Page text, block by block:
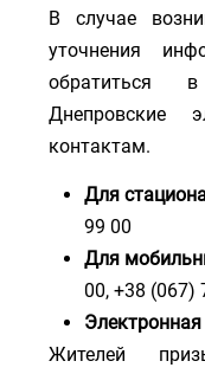
В случае
уточнения
обратиться
Днепровские
контактам.
Для
99 00
Для
00, +38 (067)
Жителей